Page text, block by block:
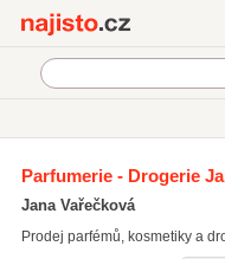
sprchové gely(607)
(1515)
nealko nápoje(4946)
Parfumerie - Drogerie
Jana Vařečková
Prodej parfémů, kosmetiky a